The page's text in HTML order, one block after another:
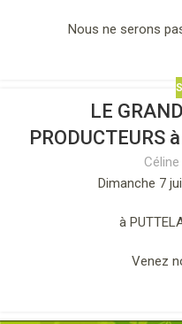
Nous ne serons
LE
Céline
Dimanche 7
à
Venez